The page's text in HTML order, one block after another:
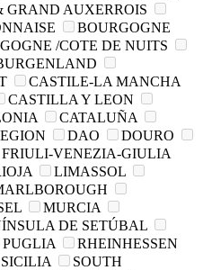
GRAND AUXERROIS
BOURGOGNE
/COTE DE NUITS
CASTILE-LA MANCHA
CASTILLA Y LEON
CATALUÑA
DAO
DOURO
FRIULI-VENEZIA-GIULIA
LIMASSOL
MURCIA
DE SETÚBAL
PUGLIA
RHEINHESSEN
SICILIA
SOUTH